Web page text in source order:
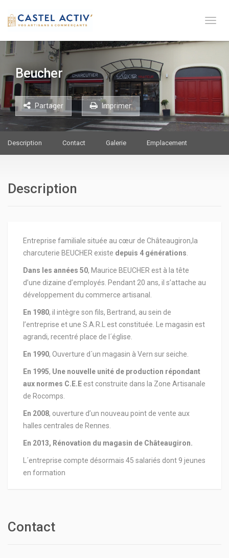
Toge
Beucher
Partager Imprimer
Description Contact Galerie Emplacement
Description
Entreprise familiale située au cœur de Châteaugiron,la
charcuterie BEUCHER existe depuis 4 générations
Dans les années 50, Maurice BEUCHER est à la tête
d’une dizaine d’employés. Pendant 20 ans, il s’attache au
développement du commerce artisanal.
En 1980, il intègre son fils, Bertrand, au sein de
l’entreprise et une S.A.R.L est constituée. Le magasin est
agrandi, recentré place de l´église.
En 1990, Ouverture d´un magasin à Vern sur seiche.
En 1995, Une nouvelle unité de production répondant
aux normes C.E.E est construite dans la Zone Artisanale
de Rocomps.
En 2008, ouverture d’un nouveau point de vente aux
halles centrales de Rennes.
En 2013, Rénovation du magasin de Châteaugiron.
L´entreprise compte désormais 45 salariés dont 9 jeunes
en formation
Contact